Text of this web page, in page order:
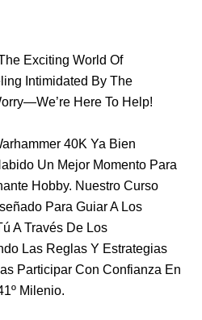
Exciting World Of
Intimidated By The
Here To Help!
40K Ya Bien
Un Mejor Momento Para
Hobby. Nuestro Curso
Para Guiar A Los
A Través De Los
Las Reglas Y Estrategias
Participar Con Confianza En
Milenio.